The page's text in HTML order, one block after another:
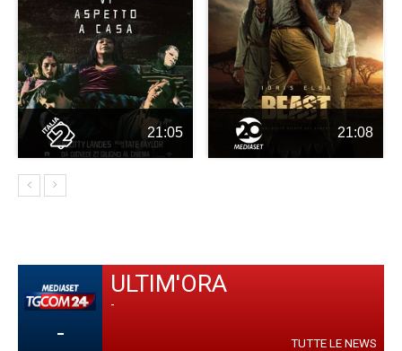
21:05 21:08
-
ULTIM'ORA
-
TUTTE LE NEWS